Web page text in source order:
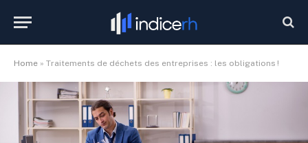
Home » Traitements de déchets des entreprises : les obligations !